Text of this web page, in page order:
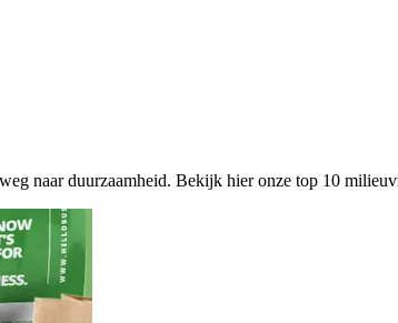
naar duurzaamheid. Bekijk hier onze top 10